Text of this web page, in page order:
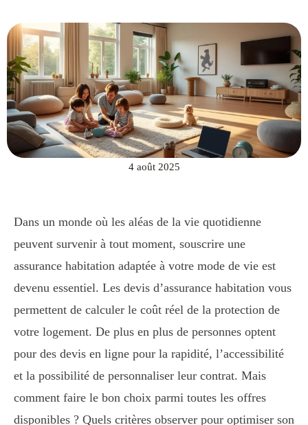
4 août 2025
Dans un monde où les aléas de la vie quotidienne
peuvent survenir à tout moment, souscrire une
assurance habitation adaptée à votre mode de vie est
devenu essentiel. Les devis d’assurance habitation vous
permettent de calculer le coût réel de la protection de
votre logement. De plus en plus de personnes optent
pour des devis en ligne pour la rapidité, l’accessibilité
et la possibilité de personnaliser leur contrat. Mais
comment faire le bon choix parmi toutes les offres
disponibles ? Quels critères observer pour optimiser son